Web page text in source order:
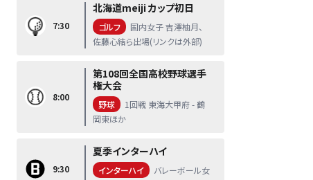
7:30
北海道meiji カップ初日
ゴルフ
国内女子 吉澤柚月、
佐藤心結ら出場(リンクは外部)
8:00
第108回全国高校野球選手
権大会
野球
1回戦 東海大甲府 - 鶴
岡東ほか
9:30
夏季インターハイ
インターハイ
バレーボール女